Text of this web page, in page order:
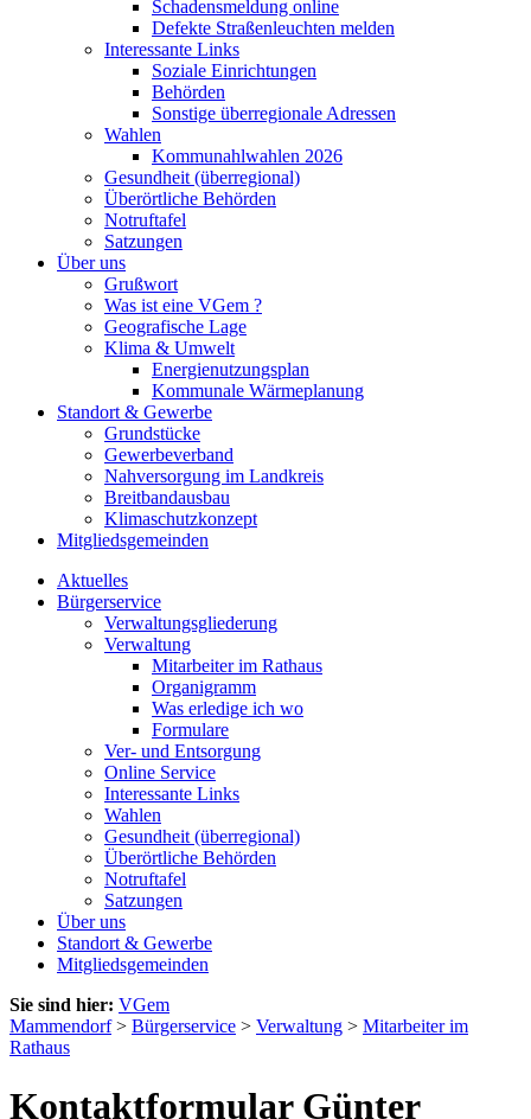
Schadensmeldung online
Defekte Straßenleuchten melden
Interessante Links
Soziale Einrichtungen
Behörden
Sonstige überregionale Adressen
Wahlen
Kommunahlwahlen 2026
Gesundheit (überregional)
Überörtliche Behörden
Notruftafel
Satzungen
Über uns
Grußwort
Was ist eine VGem ?
Geografische Lage
Klima & Umwelt
Energienutzungsplan
Kommunale Wärmeplanung
Standort & Gewerbe
Grundstücke
Gewerbeverband
Nahversorgung im Landkreis
Breitbandausbau
Klimaschutzkonzept
Mitgliedsgemeinden
Aktuelles
Bürgerservice
Verwaltungsgliederung
Verwaltung
Mitarbeiter im Rathaus
Organigramm
Was erledige ich wo
Formulare
Ver- und Entsorgung
Online Service
Interessante Links
Wahlen
Gesundheit (überregional)
Überörtliche Behörden
Notruftafel
Satzungen
Über uns
Standort & Gewerbe
Mitgliedsgemeinden
Sie sind hier: VGem
Mammendorf> Bürgerservice > Verwaltung > Mitarbeiter im
Rathaus
Kontaktformular Günter